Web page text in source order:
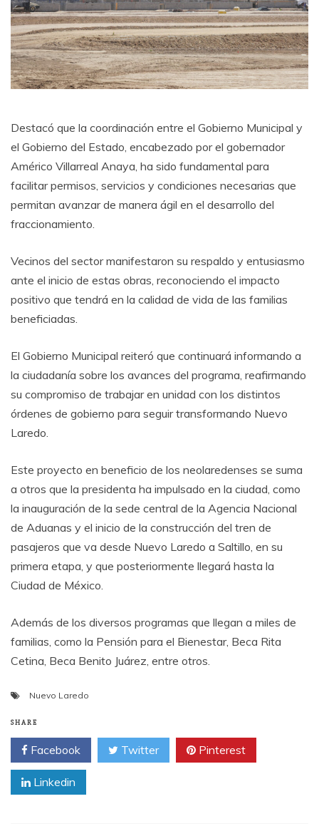
Destacó que la coordinación entre el Gobierno Municipal y
el Gobierno del Estado, encabezado por el gobernador
Américo Villarreal Anaya, ha sido fundamental para
facilitar permisos, servicios y condiciones necesarias que
permitan avanzar de manera ágil en el desarrollo del
fraccionamiento.
Vecinos del sector manifestaron su respaldo y entusiasmo
ante el inicio de estas obras, reconociendo el impacto
positivo que tendrá en la calidad de vida de las familias
beneficiadas.
El Gobierno Municipal reiteró que continuará informando a
la ciudadanía sobre los avances del programa, reafirmando
su compromiso de trabajar en unidad con los distintos
órdenes de gobierno para seguir transformando Nuevo
Laredo.
Este proyecto en beneficio de los neolaredenses se suma
a otros que la presidenta ha impulsado en la ciudad, como
la inauguración de la sede central de la Agencia Nacional
de Aduanas y el inicio de la construcción del tren de
pasajeros que va desde Nuevo Laredo a Saltillo, en su
primera etapa, y que posteriormente llegará hasta la
Ciudad de México.
Además de los diversos programas que llegan a miles de
familias, como la Pensión para el Bienestar, Beca Rita
Cetina, Beca Benito Juárez, entre otros.
Nuevo Laredo
SHARE
Facebook Twitter Pinterest
Linkedin